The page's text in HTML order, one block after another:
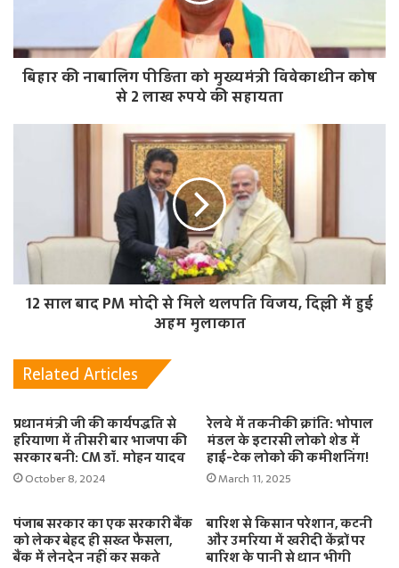
बिहार की नाबालिग पीड़िता को मुख्यमंत्री विवेकाधीन कोष
से 2 लाख रुपये की सहायता
12 साल बाद PM मोदी से मिले थलपति विजय, दिल्ली में हुई
अहम मुलाकात
Related Articles
प्रधानमंत्री जी की कार्यपद्धति से
हरियाणा में तीसरी बार भाजपा की
सरकार बनी: CM डॉ. मोहन यादव
October 8, 2024
रेलवे में तकनीकी क्रांति: भोपाल
मंडल के इटारसी लोको शेड में
हाई-टेक लोको की कमीशनिंग!
March 11, 2025
पंजाब सरकार का एक सरकारी बैंक
को लेकर बेहद ही सख्त फैसला,
बैंक में लेनदेन नहीं कर सकते
बारिश से किसान परेशान, कटनी
और उमरिया में खरीदी केंद्रों पर
बारिश के पानी से धान भीगी